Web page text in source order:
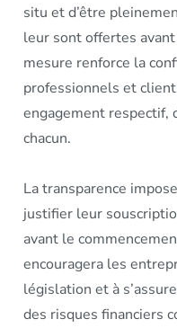
situ et d’être
leur sont offertes
mesure renforce la
professionnels et
engagement respectif,
chacun.
La transparence
justifier leur
avant le
encouragera les
législation et à
des risques financiers